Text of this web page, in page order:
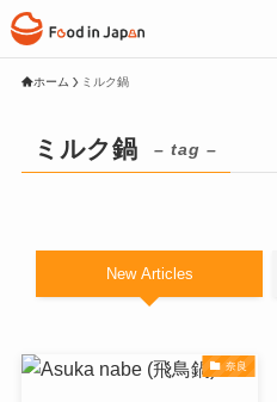
ホーム ミルク鍋
ミルク鍋 – tag –
New Articles
奈良